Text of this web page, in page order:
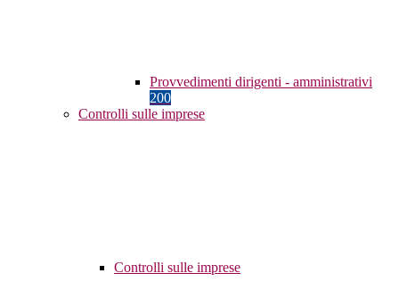
Provvedimenti dirigenti - amministrativi
200
Controlli sulle imprese
Controlli sulle imprese